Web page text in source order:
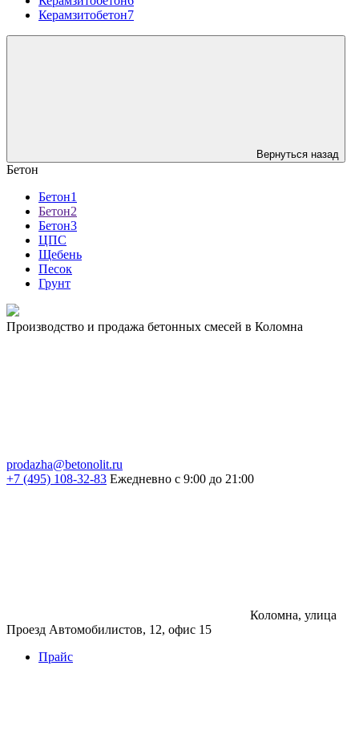
Керамзитобетон7
Вернуться назад
Бетон
Бетон1
Бетон2
Бетон3
ЦПС
Щебень
Песок
Грунт
Производство и продажа бетонных смесей в Коломна
prodazha@betonolit.ru
+7 (495) 108-32-83 Ежедневно с 9:00 до 21:00
Коломна, улица
Проезд Автомобилистов, 12, офис 15
Прайс